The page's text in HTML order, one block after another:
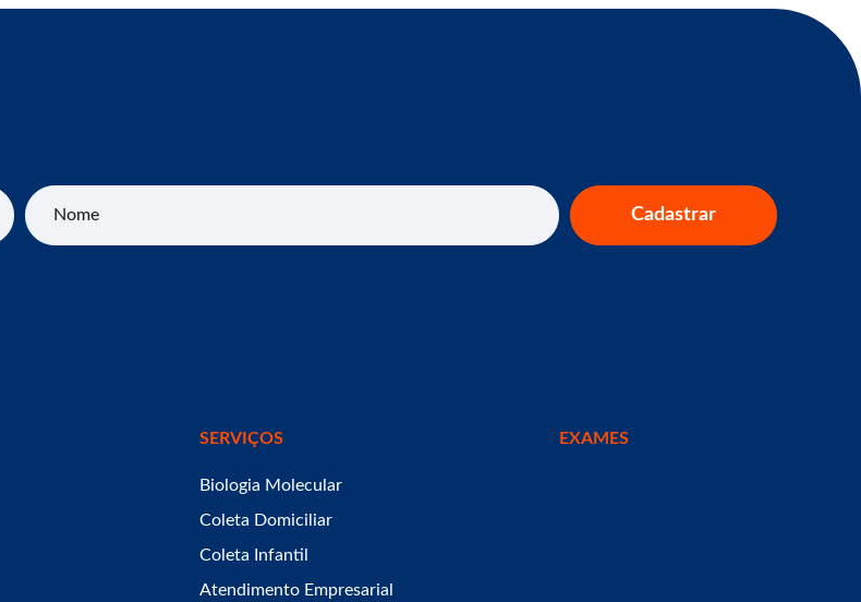
Nome
Cadastrar
SERVIÇOS
Biologia Molecular
Coleta Domiciliar
Coleta Infantil
Atendimento Empresarial
EXAMES